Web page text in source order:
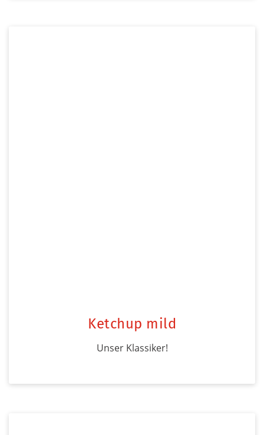
Ketchup mild
Unser Klassiker!